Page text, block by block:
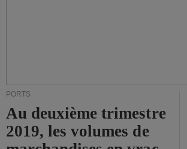
PORTS
Au deuxième trimestre
2019, les volumes de